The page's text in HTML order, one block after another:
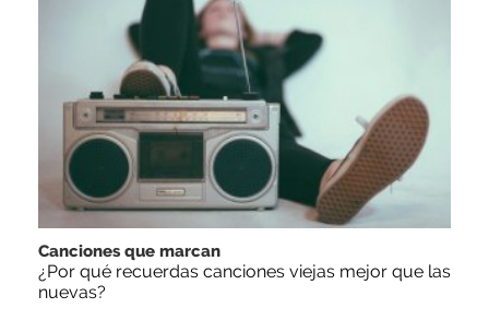
Canciones que marcan
¿Por qué recuerdas canciones viejas mejor que las
nuevas?